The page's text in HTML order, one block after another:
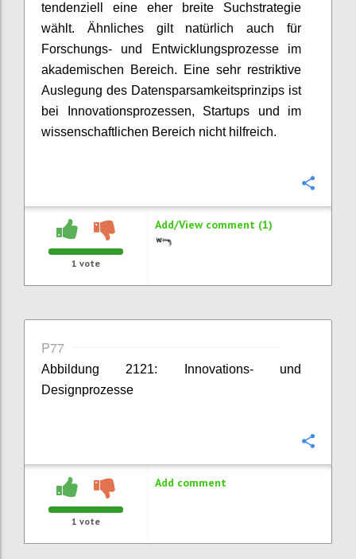
tendenziell eine eher breite Suchstrategie
wählt. Ähnliches gilt natürlich auch für
Forschungs- und Entwicklungsprozesse im
akademischen Bereich. Eine sehr restriktive
Auslegung des Datensparsamkeitsprinzips ist
bei Innovationsprozessen, Startups und im
wissenschaftlichen Bereich nicht hilfreich.
1 vote
Add/View comment (1)
P77
Abbildung 2121: Innovations- und
Designprozesse
1 vote
Add comment